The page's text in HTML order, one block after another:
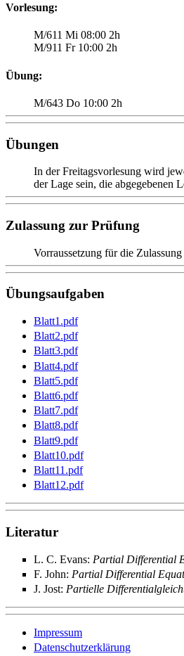
Vorlesung:
M/611 Mi 08:00 2h
M/911 Fr 10:00 2h
Übung:
M/643 Do 10:00 2h
Übungen
In der Freitagsvorlesung wird
der Lage sein, die abgegebenen
Zulassung zur Prüfung
Vorraussetzung für die
Übungsaufgaben
Blatt1.pdf
Blatt2.pdf
Blatt3.pdf
Blatt4.pdf
Blatt5.pdf
Blatt6.pdf
Blatt7.pdf
Blatt8.pdf
Blatt9.pdf
Blatt10.pdf
Blatt11.pdf
Blatt12.pdf
Literatur
L. C. Evans: Partial Differential
F. John: Partial Differential
J. Jost: Partielle
Impressum
Datenschutzerklärung